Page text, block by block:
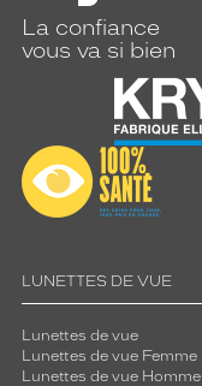
La confiance
vous va si bien
LUNETTES DE VUE
Lunettes de vue
Lunettes de vue Femme
Lunettes de vue Homme